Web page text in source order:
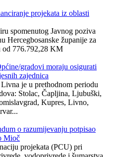
projekata iz oblasti
spomenutog Javnog poziva
Hercegbosanske županije za
od 776.792,28 KM
gradovi moraju osigurati
zajednica
je u prethodnom periodu
Stolac, Čapljina, Ljubuški,
Kupres, Livno,
o razumijevanju potpisao
Mioč
projekata (PCU) pri